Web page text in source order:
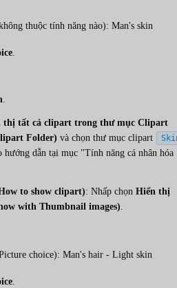
thuộc tính năng nào): Man's skin
.
.
thị tất cả clipart trong thư mục Clipart
Folder) và chọn thư mục clipart
hướng dẫn tại mục "Tính năng cá nhân hóa
to show clipart): Nhấp chọn Hiển thị
with Thumbnail images).
choice): Man's hair - Light skin
.